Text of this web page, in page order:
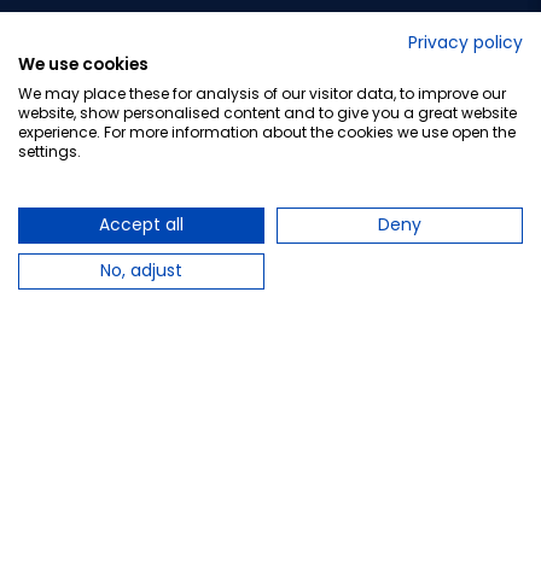
Privacy policy
We use cookies
We may place these for analysis of our visitor data, to improve our
website, show personalised content and to give you a great website
experience. For more information about the cookies we use open the
settings.
Accept all
Deny
No, adjust